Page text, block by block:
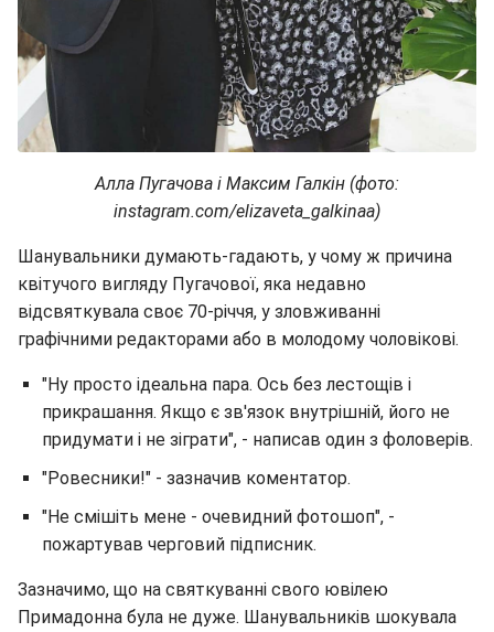
Алла Пугачова і Максим Галкін (фото:
instagram.com/elizaveta_galkinaa)
Шанувальники думають-гадають, у чому ж причина
квітучого вигляду Пугачової, яка недавно
відсвяткувала своє 70-річчя, у зловживанні
графічними редакторами або в молодому чоловікові.
"Ну просто ідеальна пара. Ось без лестощів і
прикрашання. Якщо є зв'язок внутрішній, його не
придумати і не зіграти", - написав один з фоловерів.
"Ровесники!" - зазначив коментатор.
"Не смішіть мене - очевидний фотошоп", -
пожартував черговий підписник.
Зазначимо, що на святкуванні свого ювілею
Примадонна була не дуже. Шанувальників шокувала